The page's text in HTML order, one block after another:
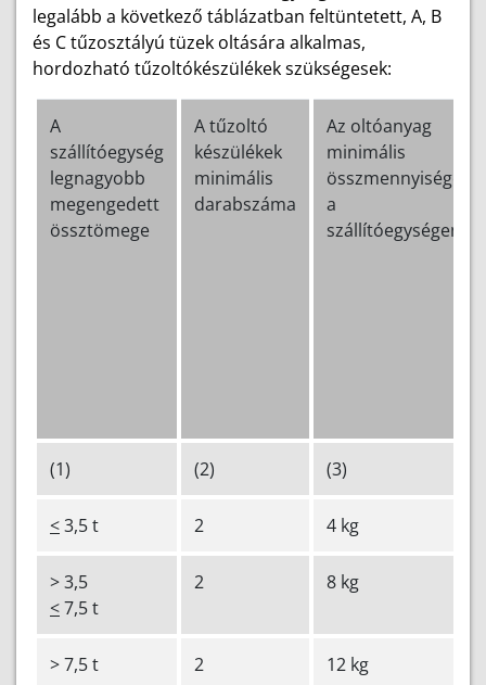
legalább a következő táblázatban feltüntetett, A, B
és C tűzosztályú tüzek oltására alkalmas,
hordozható tűzoltókészülékek szükségesek:
A
szállítóegység
legnagyobb
megengedett
össztömege
A tűzoltó
készülékek
minimális
darabszáma
Az oltóanyag
minimális
összmennyisége
a
szállítóegységen
(1) (2) (3)
<3,5 t 2 4 kg
> 3,5
<7,5 t
2 8 kg
> 7,5 t 2 12 kg